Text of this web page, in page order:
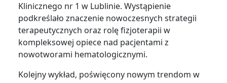
Klinicznego nr 1 w Lublinie. Wystąpienie
podkreślało znaczenie nowoczesnych strategii
terapeutycznych oraz rolę fizjoterapii w
kompleksowej opiece nad pacjentami z
nowotworami hematologicznymi.
Kolejny wykład, poświęcony nowym trendom w